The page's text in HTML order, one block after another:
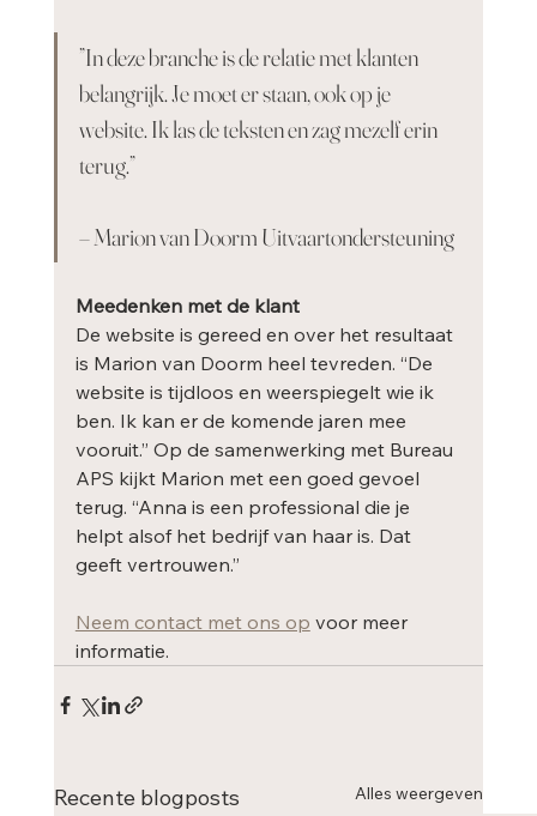
”In deze branche is de relatie met klanten
belangrijk. Je moet er staan, ook op je
website. Ik las de teksten en zag mezelf erin
terug.”
– Marion van Doorm Uitvaartondersteuning
Meedenken met de klant
De website is gereed en over het resultaat
is Marion van Doorm heel tevreden. “De
website is tijdloos en weerspiegelt wie ik
ben. Ik kan er de komende jaren mee
vooruit.” Op de samenwerking met Bureau
APS kijkt Marion met een goed gevoel
terug. “Anna is een professional die je
helpt alsof het bedrijf van haar is. Dat
geeft vertrouwen.”
Neem contact met ons op voor meer
informatie.
Recente blogposts Alles weergeven